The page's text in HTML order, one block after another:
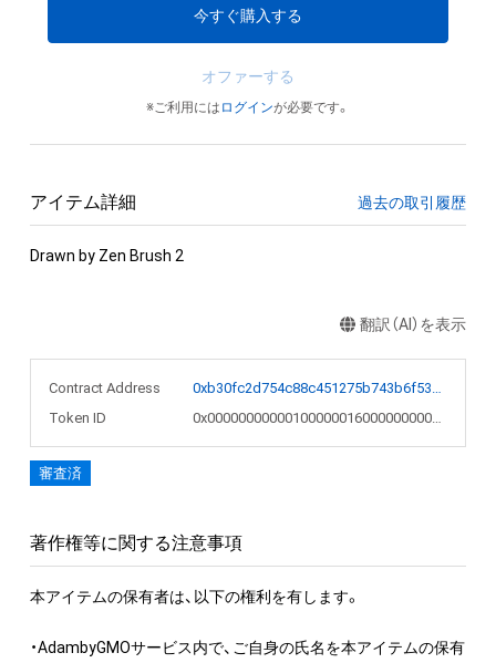
今すぐ購入する
オファーする
※ご利用には ログインが必要です。
アイテム詳細 過去の取引履歴
Drawn by Zen Brush 2
翻訳（AI）を表示
Contract Address
0xb30fc2d754c88c451275b743b6f530f19f643683
Token ID
0x00000000000100000016000000000413
審査済
著作権等に関する注意事項
本アイテムの保有者は、以下の権利を有します。
・AdambyGMOサービス内で、ご自身の氏名を本アイテムの保有